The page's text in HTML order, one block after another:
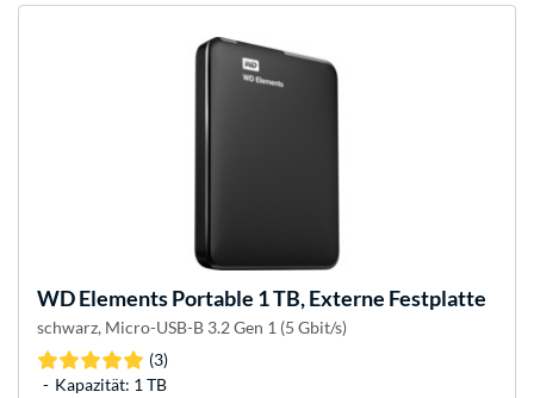
WDElements Portable 1 TB, Externe Festplatte
schwarz, Micro-USB-B 3.2 Gen 1 (5 Gbit/s)
(3)
Kapazität: 1 TB